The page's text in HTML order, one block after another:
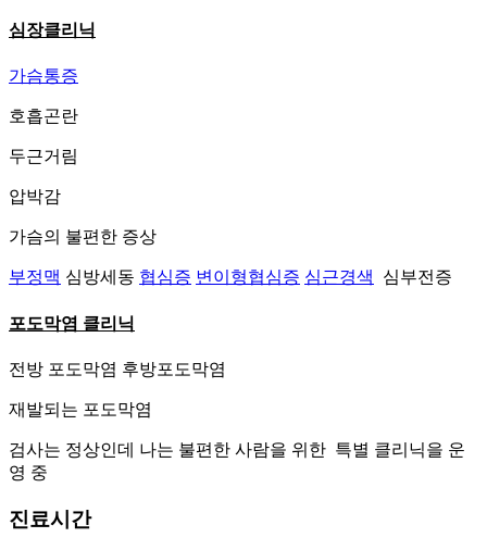
심장클리닉
가슴통증
호흡곤란
두근거림
압박감
가슴의 불편한 증상
부정맥 심방세동 협심증 변이형협심증 심근경색 심부전증
포도막염 클리닉
전방 포도막염 후방포도막염
재발되는 포도막염
검사는 정상인데 나는 불편한 사람을 위한 특별 클리닉을 운
영 중
진료시간